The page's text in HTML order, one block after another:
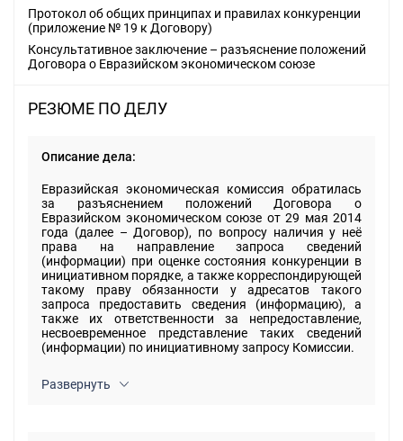
Протокол об общих принципах и правилах конкуренции
(приложение № 19 к Договору)
Консультативное заключение – разъяснение положений
Договора о Евразийском экономическом союзе
РЕЗЮМЕ ПО ДЕЛУ
Описание дела:
Евразийская экономическая комиссия обратилась
за разъяснением положений Договора о
Евразийском экономическом союзе от 29 мая 2014
года (далее – Договор), по вопросу наличия у неё
права на направление запроса сведений
(информации) при оценке состояния конкуренции в
инициативном порядке, а также корреспондирующей
такому праву обязанности у адресатов такого
запроса предоставить сведения (информацию), а
также их ответственности за непредоставление,
несвоевременное представление таких сведений
(информации) по инициативному запросу Комиссии.
Развернуть